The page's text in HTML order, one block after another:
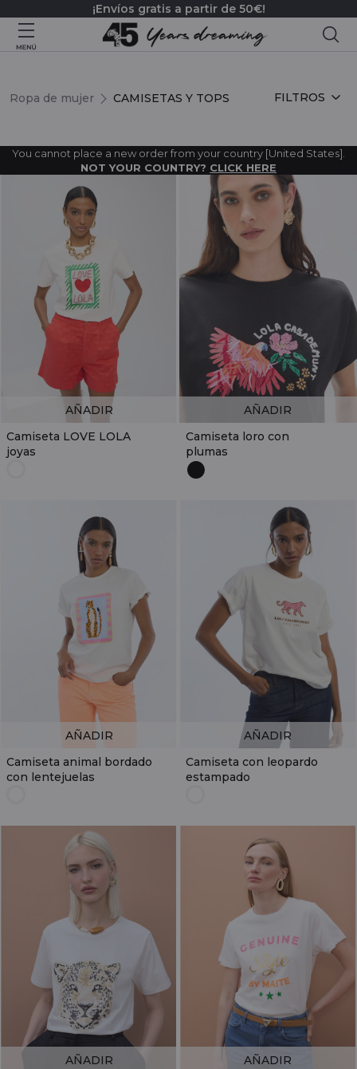
¡Envíos gratis a partir de 50€!
Ropa de mujer CAMISETAS Y TOPS
CAMISETAS Y TOPS DE MUJER FILTROS
You cannot place a new order from your country [United States].
NOT YOUR COUNTRY? CLICK HERE
Camiseta LOVE LOLA
joyas
AÑADIR
Camiseta loro con
plumas
AÑADIR
Camiseta animal bordado
con lentejuelas
AÑADIR
Camiseta con leopardo
estampado
AÑADIR
AÑADIR
AÑADIR